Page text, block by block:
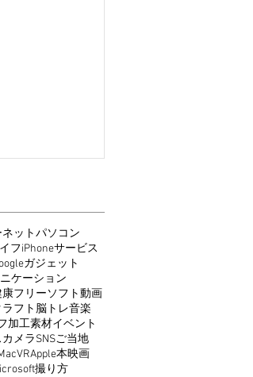
ットパソコン
フiPhoneサービス
ガジェット
ケーション
康フリーソフト動画
ラフト脳トレ音楽
加工素材イベント
カメラSNSご当地
VRApple本映画
撮り方